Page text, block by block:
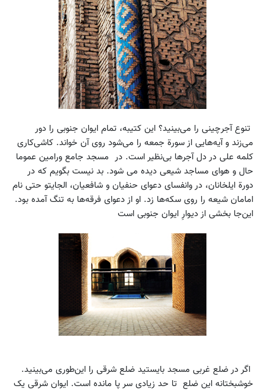
تنوع آجرچینی را می‌بینید؟ این کتیبه، تمام ایوان جنوبی را دور
می‌زند و آیه‌هایی از سورة جمعه را می‌شود روی آن خواند. کاشی‌کاری
کلمه علی در دل آجرها بی‌نظیر است. در مسجد جامع ورامین عموما
حال و هوای مساجد شیعی دیده می شود. بد نیست بگویم که در
دورة ایلخانان، در وانفسای دعوای حنفیان و شافعیان، الجایتو حتی نام
امامان شیعه را روی سکه‌ها زد. او از دعوای فرقه‌ها به تنگ آمده بود.
این‌جا بخشی از دیوارِ ایوان جنوبی است
اگر در ضلع غربی مسجد بایستید ضلع شرقی را این‌طوری می‌بینید.
خوشبختانه این ضلع تا حد زیادی سر پا مانده است. ایوان شرقی یک